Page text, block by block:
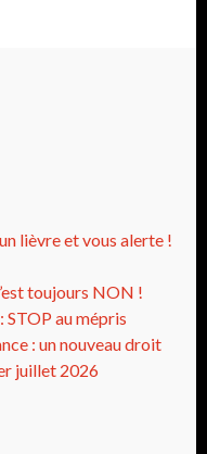
lièvre et vous alerte !
toujours NON !
STOP au mépris
: un nouveau droit
juillet 2026